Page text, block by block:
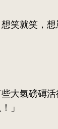
笑就笑，
大氣磅礡活
」